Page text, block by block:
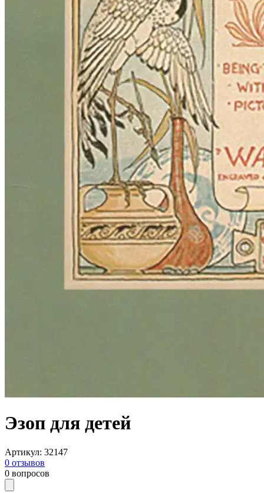
Эзоп для детей
Артикул: 32147
0 отзывов
0 вопросов